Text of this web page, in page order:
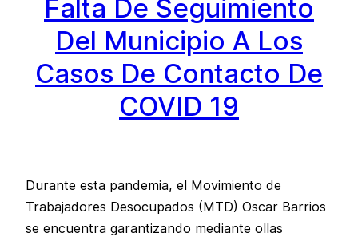
Falta De Seguimiento
Del Municipio A Los
Casos De Contacto De
COVID 19
Durante esta pandemia, el Movimiento de
Trabajadores Desocupados (MTD) Oscar Barrios
se encuentra garantizando mediante ollas